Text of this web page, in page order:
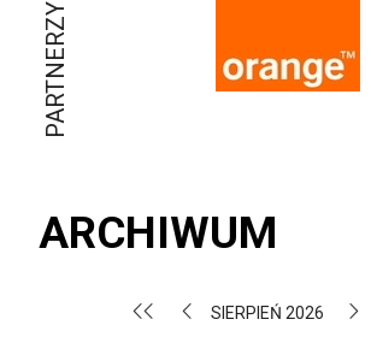
PARTNERZY
ARCHIWUM
SIERPIEŃ 2026